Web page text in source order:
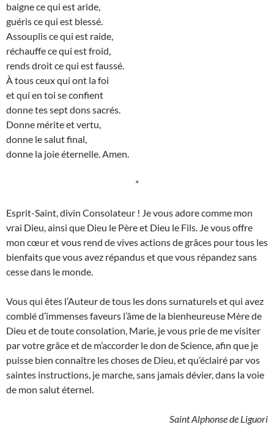
baigne ce qui est aride,
guéris ce qui est blessé.
Assouplis ce qui est raide,
réchauffe ce qui est froid,
rends droit ce qui est faussé.
À tous ceux qui ont la foi
et qui en toi se confient
donne tes sept dons sacrés.
Donne mérite et vertu,
donne le salut final,
donne la joie éternelle. Amen.
*
Esprit-Saint, divin Consolateur ! Je vous adore comme mon
vrai Dieu, ainsi que Dieu le Père et Dieu le Fils. Je vous offre
mon cœur et vous rend de vives actions de grâces pour tous les
bienfaits que vous avez répandus et que vous répandez sans
cesse dans le monde.
Vous qui êtes l’Auteur de tous les dons surnaturels et qui avez
comblé d’immenses faveurs l’âme de la bienheureuse Mère de
Dieu et de toute consolation, Marie, je vous prie de me visiter
par votre grâce et de m’accorder le don de Science, afin que je
puisse bien connaître les choses de Dieu, et qu’éclairé par vos
saintes instructions, je marche, sans jamais dévier, dans la voie
de mon salut éternel.
Saint Alphonse de Liguori